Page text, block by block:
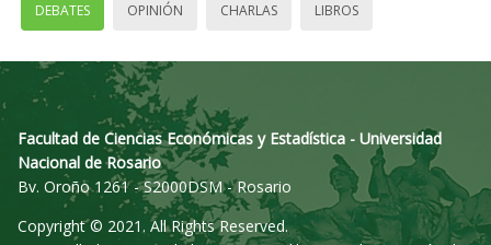
DEBATES OPINIÓN CHARLAS LIBROS
Facultad de Ciencias Económicas y Estadística - Universidad
Nacional de Rosario
Bv. Oroño 1261 - S2000DSM - Rosario
Copyright © 2021. All Rights Reserved.